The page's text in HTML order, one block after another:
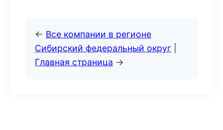
← Все компании в регионе
Сибирский федеральный округ
Главная страница →